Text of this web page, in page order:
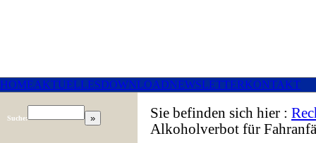
HOMEAKTUELLESDOWNLOADNEWSLETTERKONTAKT
Suche: Sie befinden sich hier :
Alkoholverbot für